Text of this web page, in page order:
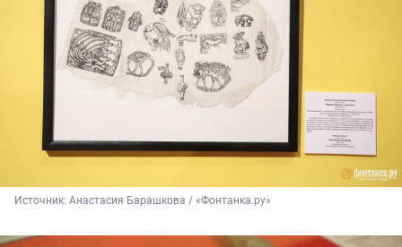
Источник: Анастасия Барашкова / «Фонтанка.ру»